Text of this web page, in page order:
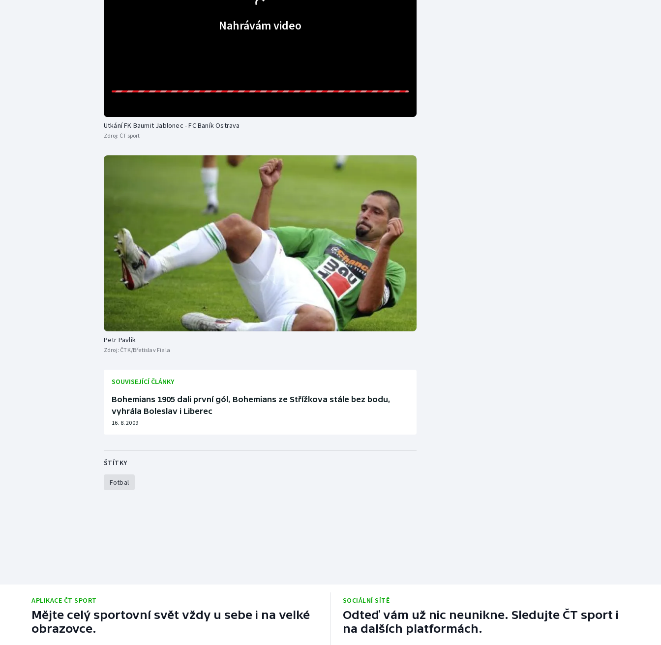
Nahrávám video
Utkání FK Baumit Jablonec - FC Baník Ostrava
Zdroj: ČT sport
Petr Pavlík
Zdroj: ČTK/Břetislav Fiala
SOUVISEJÍCÍ ČLÁNKY
Bohemians 1905 dali první gól, Bohemians ze Střížkova stále bez bodu,
vyhrála Boleslav i Liberec
16. 8. 2009
ŠTÍTKY
Fotbal
APLIKACE ČT SPORT
Mějte celý sportovní svět vždy u sebe i na velké
obrazovce.
SOCIÁLNÍ SÍTĚ
Odteď vám už nic neunikne. Sledujte ČT sport i
na dalších platformách.